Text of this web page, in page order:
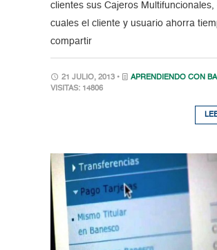
clientes sus Cajeros Multifuncionales,
cuales el cliente y usuario ahorra
compartir
21 JULIO, 2013 • APRENDIENDO CON
VISITAS: 14806